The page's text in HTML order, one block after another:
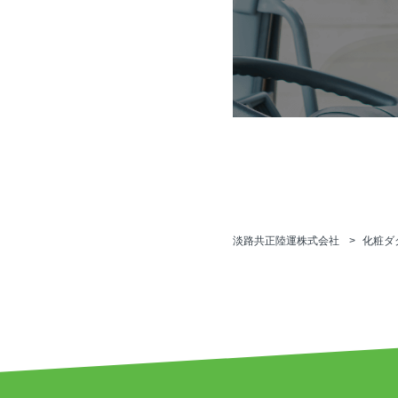
淡路共正陸運株式会社 化粧ダ